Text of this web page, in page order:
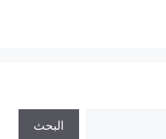
البحث